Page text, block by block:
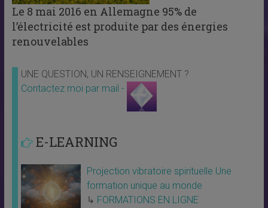
Le 8 mai 2016 en Allemagne 95% de
l’électricité est produite par des énergies
renouvelables
UNE QUESTION, UN RENSEIGNEMENT ?
Contactez moi par mail -
E-LEARNING
Projection vibratoire spirituelle Une
formation unique au monde
↳ FORMATIONS EN LIGNE